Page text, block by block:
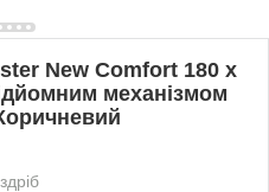
New Comfort 180 х
механізмом